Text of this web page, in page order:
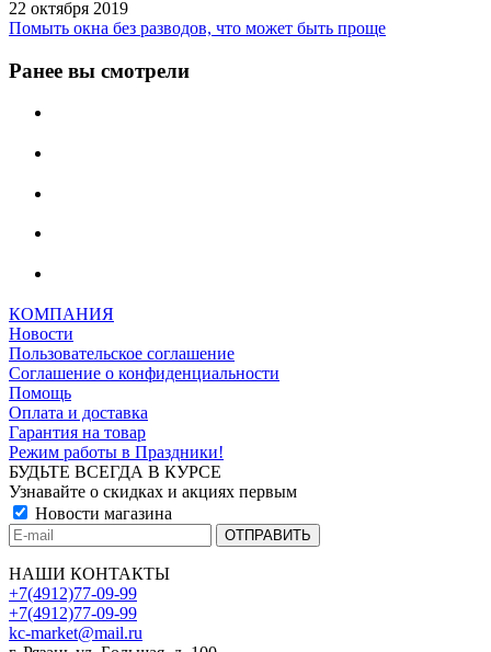
22 октября 2019
Помыть окна без разводов, что может быть проще
Ранее вы смотрели
КОМПАНИЯ
Новости
Пользовательское соглашение
Соглашение о конфиденциальности
Помощь
Оплата и доставка
Гарантия на товар
Режим работы в Праздники!
БУДЬТЕ ВСЕГДА В КУРСЕ
Узнавайте о скидках и акциях первым
Новости магазина
НАШИ КОНТАКТЫ
+7(4912)77-09-99
+7(4912)77-09-99
kc-market@mail.ru